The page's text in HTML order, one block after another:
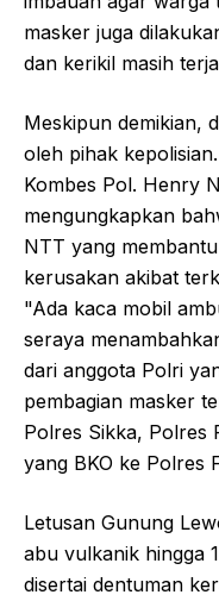
masker juga
dan kerikil masih
Meskipun demikian,
oleh pihak
Kombes Pol. Henry
mengungkapkan
NTT yang
kerusakan akibat
"Ada kaca mobil
seraya
dari anggota Polri
pembagian masker
Polres Sikka, Polres
yang BKO ke Polres
Letusan Gunung
abu vulkanik hingga
disertai dentuman